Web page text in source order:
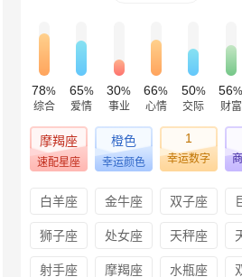
78%
综合
65%
爱情
30%
事业
66%
心情
50%
交际
56%
财富
摩羯座
速配星座
橙色
幸运颜色
1
幸运数字
白羊座 金牛座 双子座
狮子座 处女座 天秤座
射手座 摩羯座 水瓶座